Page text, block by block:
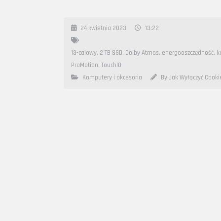
24 kwietnia 2023 13:22
13-calowy, 2 TB SSD, Dolby Atmos, energooszczędność,
ProMotion, TouchID
Komputery i akcesoria
By Jak Wyłączyć